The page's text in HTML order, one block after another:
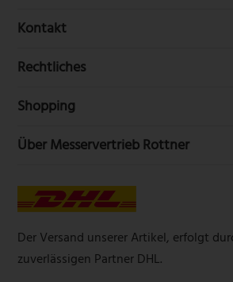
Erhalten Sie Neuigkeiten und aktuelle Trends
Kontakt
Buchenstr. 3
Deutschland
Telefon:
Rechtliches
Impressum
Widerrufsbelehrung
Produktsicherheitsverordnung
Shopping
Mein Konto
Werbegeschenke
Schärfgutschein einlösen
Über Messervertrieb Rottner
Zahlungsarten
Versandarten
Wissenswertes über Messer
Der Versand unserer Artikel, erfolgt
zuverlässigen Partner DHL.